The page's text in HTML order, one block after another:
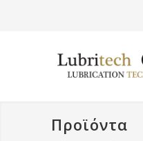
Προϊόντα